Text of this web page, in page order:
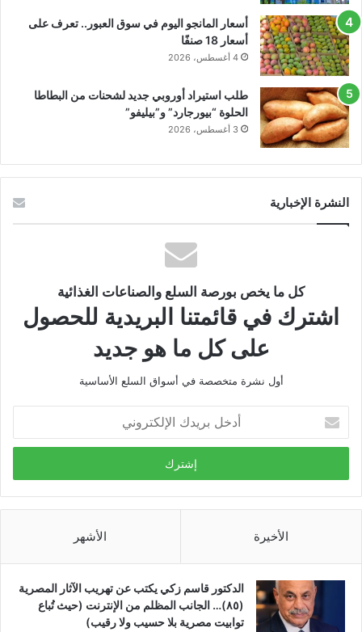
أسعار المانجو اليوم في سوق العبور.. تعرف على
أسعار 18 صنفًا
4 أغسطس، 2026
طلب استيراد أوروبي جديد لشحنات من البطاطا
الحلوة “بيورجارد” و”بيليفو”
3 أغسطس، 2026
النشرة الإخبارية
كل ما يخص بورصة السلع والصناعات الغذائية
اشترك في قائمتنا البريدية للحصول
على كل ما هو جديد
أول نشرة متخصصة في أسواق السلع الأساسية
بريدك
الإلكتروني
الأخيرة الأشهر
الدكتور قاسم زكي يكتب عن تهريب الآثار المصرية
(٨٥)… الجانب المظلم من الإنترنت (حيث تُباع
توابيت مصرية بلا حسيب ولا رقيب)